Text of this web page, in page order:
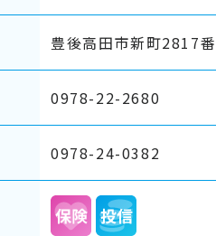
豊後高田市新町2817
0978-22-2680
0978-24-0382